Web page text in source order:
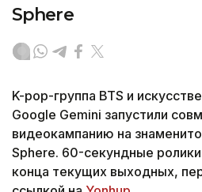
Sphere
K-pop-группа BTS и
Google Gemini запустили
видеокампанию на
Sphere. 60-секундные
конца текущих выходных,